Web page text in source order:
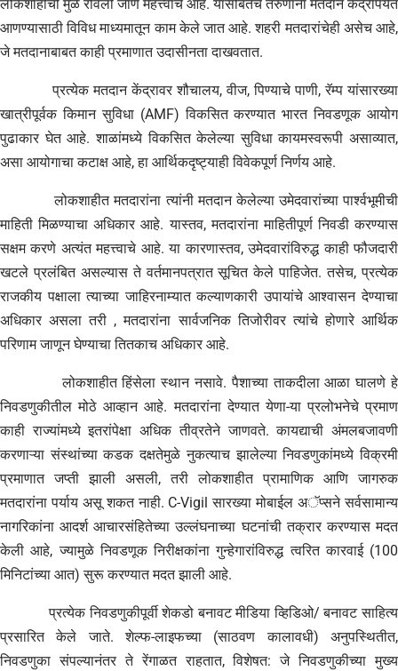
लोकशाहीची मुळे रोवली जाणे महत्त्वाचे आहे. यासोबतच तरुणांना मतदान केंद्रापर्यंत
आणण्यासाठी विविध माध्यमातून काम केले जात आहे. शहरी मतदारांचेही असेच आहे,
जे मतदानाबाबत काही प्रमाणात उदासीनता दाखवतात.
प्रत्येक मतदान केंद्रावर शौचालय, वीज, पिण्याचे पाणी, रॅम्प यांसारख्या
खात्रीपूर्वक किमान सुविधा (AMF) विकसित करण्यात भारत निवडणूक आयोग
पुढाकार घेत आहे. शाळांमध्ये विकसित केलेल्या सुविधा कायमस्वरूपी असाव्यात,
असा आयोगाचा कटाक्ष आहे, हा आर्थिकदृष्ट्याही विवेकपूर्ण निर्णय आहे.
लोकशाहीत मतदारांना त्यांनी मतदान केलेल्या उमेदवारांच्या पार्श्‍वभूमीची
माहिती मिळण्याचा अधिकार आहे. यास्तव, मतदारांना माहितीपूर्ण निवडी करण्यास
सक्षम करणे अत्यंत महत्त्वाचे आहे. या कारणास्तव, उमेदवारांविरुद्ध काही फौजदारी
खटले प्रलंबित असल्यास ते वर्तमानपत्रात सूचित केले पाहिजेत. तसेच, प्रत्येक
राजकीय पक्षाला त्याच्या जाहिरनाम्यात कल्याणकारी उपायांचे आश्वासन देण्याचा
अधिकार असला तरी , मतदारांना सार्वजनिक तिजोरीवर त्यांचे होणारे आर्थिक
परिणाम जाणून घेण्याचा तितकाच अधिकार आहे.
लोकशाहीत हिंसेला स्थान नसावे. पैशाच्या ताकदीला आळा घालणे हे
निवडणुकीतील मोठे आव्हान आहे. मतदारांना देण्यात येणा-या प्रलोभनेचे प्रमाण
काही राज्यांमध्ये इतरांपेक्षा अधिक तीव्रतेने जाणवते. कायद्याची अंमलबजावणी
करणाऱ्या संस्थांच्या कडक दक्षतेमुळे नुकत्याच झालेल्या निवडणुकांमध्ये विक्रमी
प्रमाणात जप्ती झाली असली, तरी लोकशाहीत प्रामाणिक आणि जागरुक
मतदारांना पर्याय असू शकत नाही. C-Vigil सारख्या मोबाईल अॅप्सने सर्वसामान्य
नागरिकांना आदर्श आचारसंहितेच्या उल्लंघनाच्या घटनांची तक्रार करण्यास मदत
केली आहे, ज्यामुळे निवडणूक निरीक्षकांना गुन्हेगारांविरुद्ध त्वरित कारवाई (100
मिनिटांच्या आत) सुरू करण्यात मदत झाली आहे.
प्रत्येक निवडणुकीपूर्वी शेकडो बनावट मीडिया व्हिडिओ/ बनावट साहित्य
प्रसारित केले जाते. शेल्फ-लाइफच्या (साठवण कालावधी) अनुपस्थितीत,
निवडणुका संपल्यानंतर ते रेंगाळत राहतात, विशेषत: जे निवडणुकीच्या मुख्य